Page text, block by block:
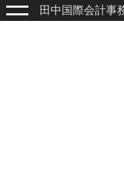
田中国際会計事